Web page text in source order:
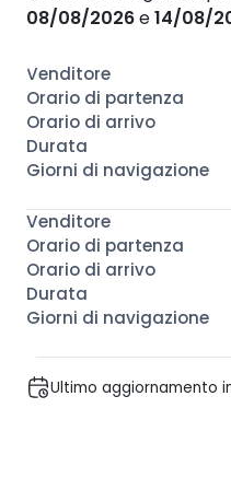
08/08/2026e14/08/
Ultimo aggiornamento